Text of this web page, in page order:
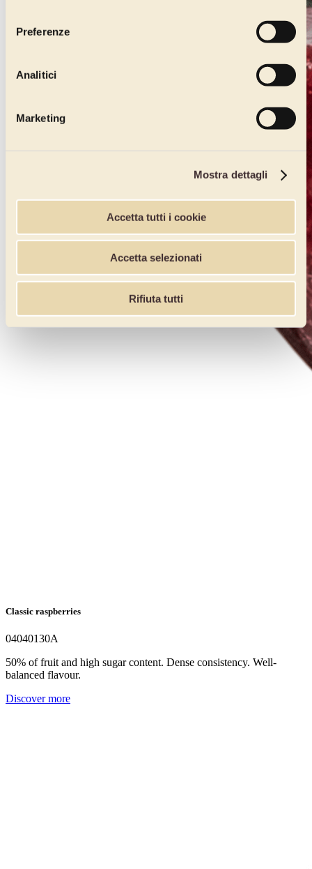
Preferenze
Analitici
Marketing
Mostra dettagli
Accetta tutti i cookie
Accetta selezionati
Rifiuta tutti
Classic raspberries
04040130A
50% of fruit and high sugar content. Dense consistency. Well-
balanced flavour.
Discover more